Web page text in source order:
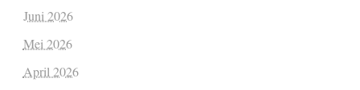
Juni 2026
Mei 2026
April 2026